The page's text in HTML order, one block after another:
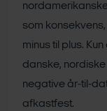
som
minus til plus.
danske,
negative år-til-
afkastfest.